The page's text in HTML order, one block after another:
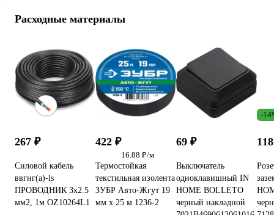
Расходные материалы
267 ₽
Силовой кабель
ввгнг(a)-ls
ПРОВОДНИК 3x2.5
мм2, 1м OZ10264L1
422 ₽
16.88 ₽/м
Термостойкая
текстильная изолента
ЗУБР Авто-Жгут 19
мм х 25 м 1236-2
69 ₽
Выключатель
одноклавишный IN
HOME BOLLETO
черный накладной
-